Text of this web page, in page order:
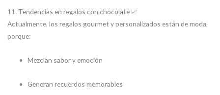
11. Tendencias en regalos con chocolate 📈
Actualmente, los regalos gourmet y personalizados están de moda,
porque:
Mezclan sabor y emoción
Generan recuerdos memorables